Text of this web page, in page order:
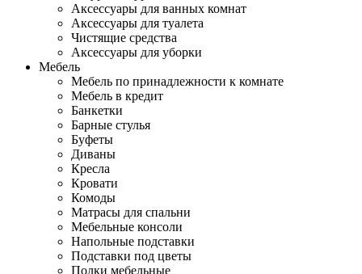
Аксессуары для ванных комнат
Аксессуары для туалета
Чистящие средства
Аксессуары для уборки
Мебель
Мебель по принадлежности к комнате
Мебель в кредит
Банкетки
Барные стулья
Буфеты
Диваны
Кресла
Кровати
Комоды
Матрасы для спальни
Мебельные консоли
Напольные подставки
Подставки под цветы
Полки мебельные